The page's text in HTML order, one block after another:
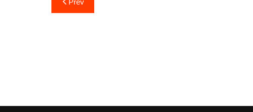
e er
navigation
Prev